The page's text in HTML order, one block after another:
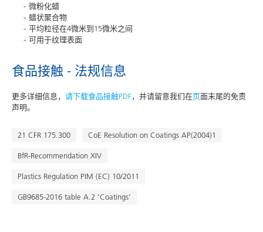
微粉化蜡
蜡状聚合物
平均粒径在4微米到15微米之间
可用于纹理表面
食品接触 - 法规信息
更多详细信息， 请下载食品接触PDF，并请留意我们在页面末尾的免责
声明。
21 CFR 175.300 CoE Resolution on Coatings AP(2004)1
BfR-Recommendation XIV
Plastics Regulation PIM (EC) 10/2011
GB9685-2016 table A.2 'Coatings'